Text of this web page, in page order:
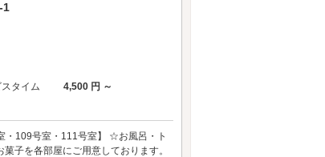
1
タイム
4,500 円 ～
・109号室・111号室】 ☆お風呂・ト
子を各部屋にご用意しております。